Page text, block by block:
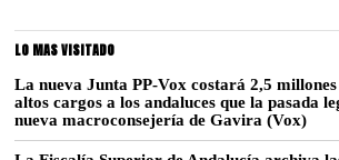
LO MAS VISITADO
La nueva Junta PP-Vox costará 2,5 millones
altos cargos a los andaluces que la pasada
nueva macroconsejería de Gavira (Vox)